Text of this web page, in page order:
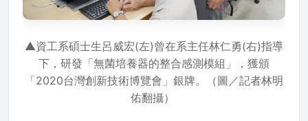
▲資工系碩士生呂威宏(左)曾在系主任林仁勇(右)指導
下，研發「無菌培養器的整合感測模組」，獲頒
「2020台灣創新技術博覽會」銀牌。（圖／記者林明
佑翻攝）